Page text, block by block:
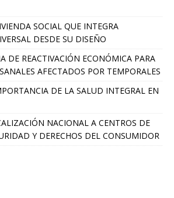
SOCIAL QUE INTEGRA
DESDE SU DISEÑO
DE REACTIVACIÓN ECONÓMICA PARA
AFECTADOS POR TEMPORALES
DE LA SALUD INTEGRAL EN
NACIONAL A CENTROS DE
Y DERECHOS DEL CONSUMIDOR